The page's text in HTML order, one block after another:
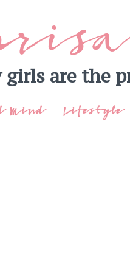
girls are the
Mind Lifestyle